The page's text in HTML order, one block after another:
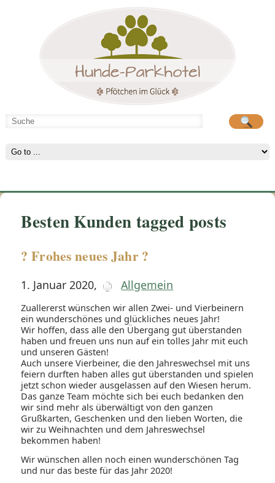
Hunde-Parkhotel
Besten Kunden tagged posts
? Frohes neues Jahr ?
1. Januar 2020, Allgemein
Zuallererst wünschen wir allen Zwei- und Vierbeinern
ein wunderschönes und glückliches neues Jahr!
Wir hoffen, dass alle den Übergang gut überstanden
haben und freuen uns nun auf ein tolles Jahr mit euch
und unseren Gästen!
Auch unsere Vierbeiner, die den Jahreswechsel mit uns
feiern durften haben alles gut überstanden und spielen
jetzt schon wieder ausgelassen auf den Wiesen herum.
Das ganze Team möchte sich bei euch bedanken den
wir sind mehr als überwältigt von den ganzen
Grußkarten, Geschenken und den lieben Worten, die
wir zu Weihnachten und dem Jahreswechsel
bekommen haben!
Wir wünschen allen noch einen wunderschönen Tag
und nur das beste für das Jahr 2020!